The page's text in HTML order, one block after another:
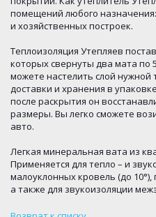
помещений любого
и хозяйственных построек.
Теплоизоляция Утепляев
которых свернуты два мата по
можете настелить слой нужной
доставки и хранения в
после раскрытия он
размеры. Вы легко сможете
авто.
Легкая минеральная вата из
Применяется для тепло – и
малоуклонных кровель (до
а также для звукоизоляции